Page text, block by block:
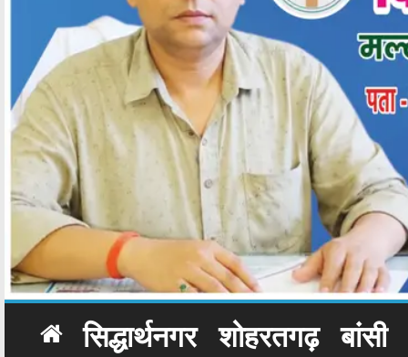
सिद्धार्थनगर शोहरतगढ़ बांसी